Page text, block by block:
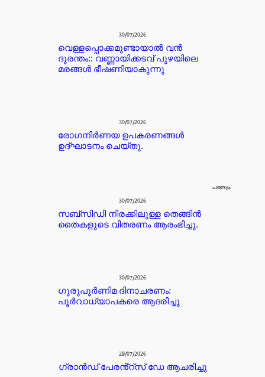
30/07/2026
വെള്ളപ്പൊക്കമുണ്ടായാൽ വൻ
ദുരന്തം:: വണ്ണായിക്കടവ് പുഴയിലെ
മരങ്ങൾ ഭീഷണിയാകുന്നു
30/07/2026
രോഗനിർണയ ഉപകരണങ്ങൾ
ഉദ്ഘാടനം ചെയ്തു.
പരസ്യം
30/07/2026
സബ്സിഡി നിരക്കിലുള്ള തെങ്ങിൻ
തൈകളുടെ വിതരണം ആരംഭിച്ചു.
30/07/2026
ഗുരുപൂർണിമ ദിനാചരണം:
പൂർവാധ്യാപകരെ ആദരിച്ചു
29/07/2026
ഗ്രാൻഡ് പേരൻ്റ്സ് ഡേ ആചരിച്ചു